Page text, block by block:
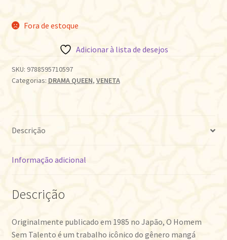
Fora de estoque
Adicionar à lista de desejos
SKU: 9788595710597
Categorias: DRAMA QUEEN, VENETA
Descrição
Informação adicional
Descrição
Originalmente publicado em 1985 no Japão, O Homem
Sem Talento é um trabalho icônico do gênero mangá